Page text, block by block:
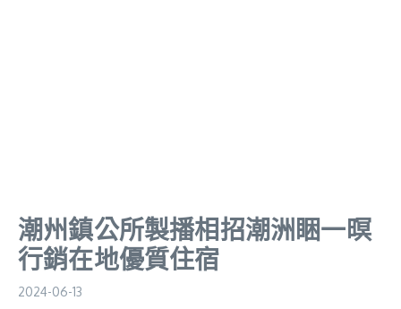
潮州鎮公所製播相招潮洲睏一暝
行銷在地優質住宿
2024-06-13